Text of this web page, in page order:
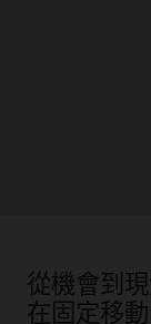
從機會到
在固定移